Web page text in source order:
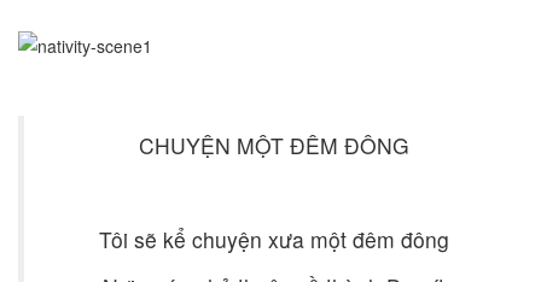
CHUYỆN MỘT ĐÊM ĐÔNG
Tôi sẽ kể chuyện xưa một đêm đông